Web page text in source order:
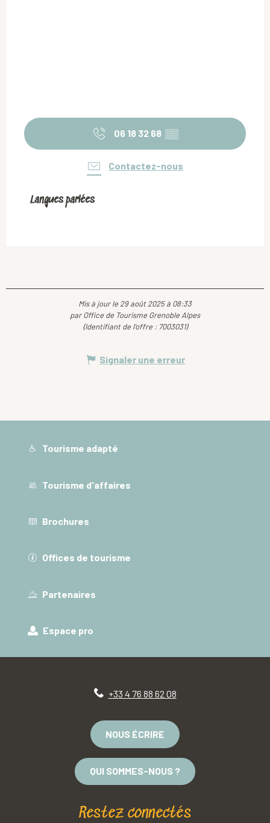
06 18 32 68 ▒▒
Contactez-nous
Langues parlées
Langues parlées
Mis à jour le 29 août 2025 à 08:33
par Office de Tourisme Grenoble Alpes
(Identifiant de l'offre : 7003031)
Signaler une erreur
Tourisme adapté
Tourisme d'affaires
Brochures
Offices de tourisme
Partenaires
Espace pro
+33 4 76 88 62 08
NOUS ÉCRIRE
QUI SOMMES-NOUS ?
Restez connectés